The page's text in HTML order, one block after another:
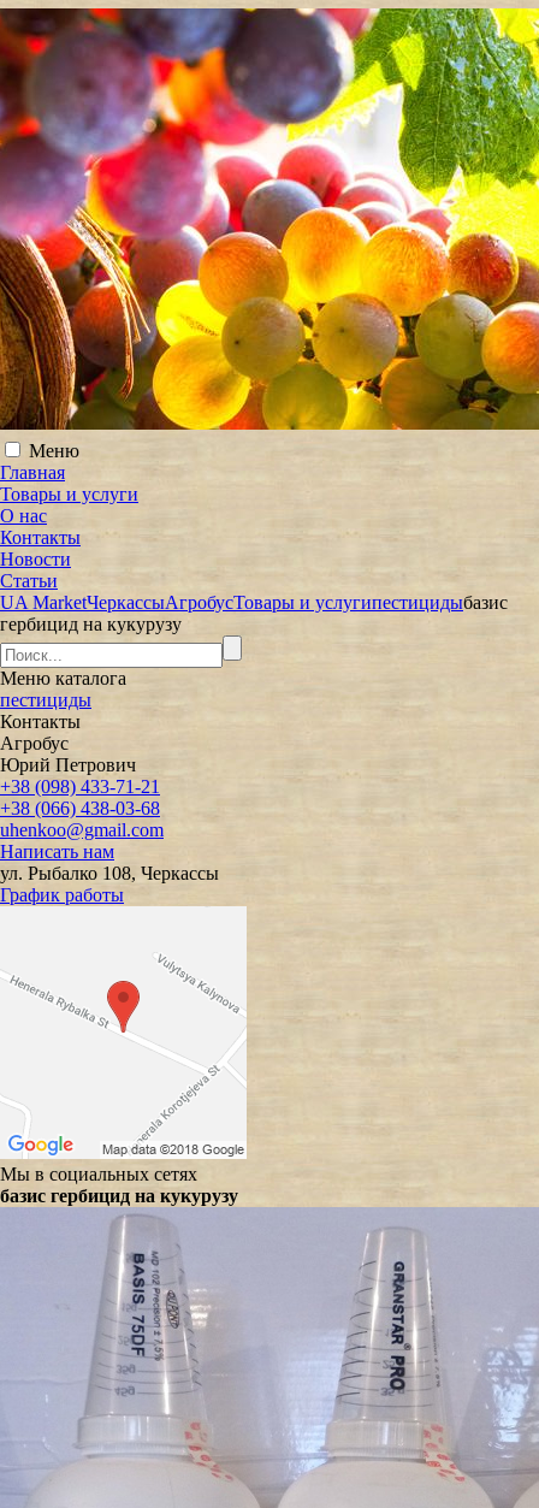
Меню
Главная
Товары и услуги
О нас
Контакты
Новости
Статьи
UA MarketЧеркассыАгробусТовары и услугипестицидыбазис
гербицид на кукурузу
Меню каталога
пестициды
Контакты
Агробус
Юрий Петрович
+38 (098) 433-71-21
+38 (066) 438-03-68
uhenkoo@gmail.com
Написать нам
ул. Рыбалко 108, Черкассы
График работы
Мы в социальных сетях
базис гербицид на кукурузу